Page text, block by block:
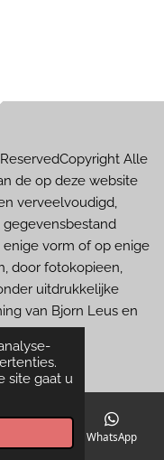
site gaat u
Alle
de op deze website
verveelvoudigd,
vorm of op enige
door fotokopieen,
uitdrukkelijke
van Bjorn Leus en
WhatsApp